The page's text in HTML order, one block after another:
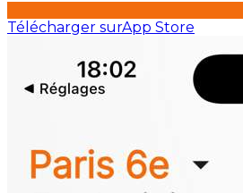
Télécharger surApp Store